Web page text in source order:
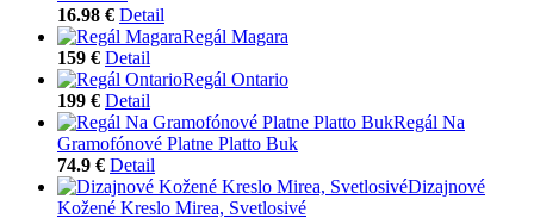
16.98 € Detail
Regál Magara
159 € Detail
Regál Ontario
199 € Detail
Regál Na
Gramofónové Platne Platto Buk
74.9 € Detail
Dizajnové
Kožené Kreslo Mirea, Svetlosivé